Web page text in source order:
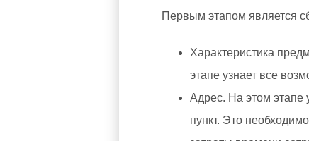
Первым этапом является
Характеристика
этапе узнает все
Адрес. На этом этапе
пункт. Это